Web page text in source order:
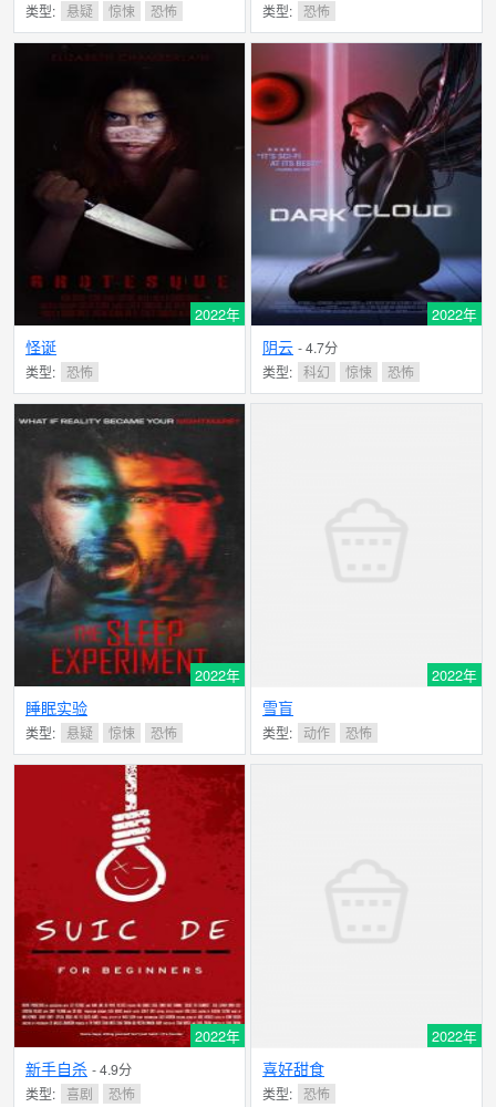
类型: 悬疑 惊悚 恐怖 类型: 恐怖
2022年
怪诞
类型: 恐怖
2022年
阴云 - 4.7分
类型: 科幻 惊悚 恐怖
2022年
睡眠实验
类型: 悬疑 惊悚 恐怖
2022年
雪盲
类型: 动作 恐怖
2022年
新手自杀 - 4.9分
类型: 喜剧 恐怖
2022年
喜好甜食
类型: 恐怖